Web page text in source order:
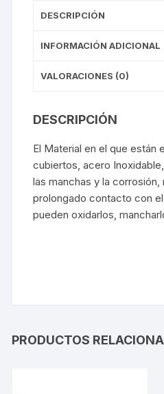
DESCRIPCIÓN
INFORMACIÓN ADICIONAL
VALORACIONES (0)
DESCRIPCIÓN
El Material en el que están
cubiertos, acero
las manchas y la corrosión,
prolongado contacto con
pueden oxidarlos,
PRODUCTOS